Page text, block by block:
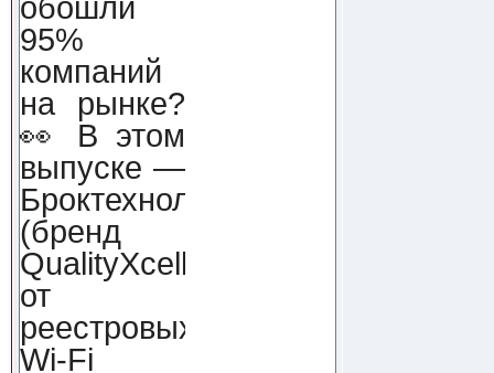
95%
компаний
на рынке?
👀 В этом
выпуске —
Броктехнолоджи
(бренд
QualityXcellence):
от
реестровых
Wi-Fi